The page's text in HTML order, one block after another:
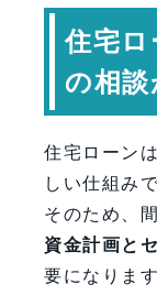
住宅ロ
の相談
住宅ローン
しい仕組み
そのため、
資金計画と
要になります